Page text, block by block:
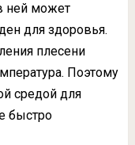
ней может
для здоровья.
плесени
Поэтому
средой для
быстро